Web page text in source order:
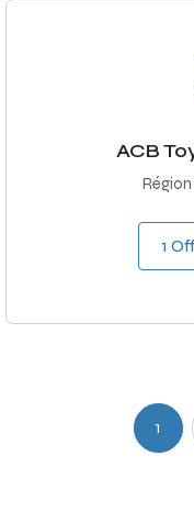
ACB
1
1